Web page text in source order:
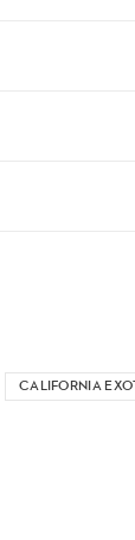
CALIFORNIA